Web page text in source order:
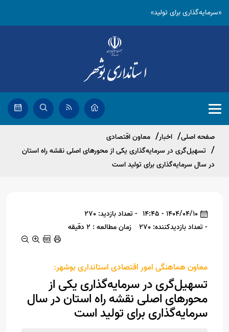
«سرمایه‌گذاری برای تولید»
صفحه اصلی اخبار
معاون اقتصادی
تسهیل‌گری در سرمایه‌گذاری یکی از محورهای اصلی نقشه راه استان
در سال سرمایه‌گذاری برای تولید است
1404/04/10 - 14:45
- تعداد بازدید: 270
- تعداد بازدیدکننده: 270
زمان مطالعه : 2 دقیقه
معاون هماهنگی امور اقتصادی استانداری بوشهر:
تسهیل‌گری در سرمایه‌گذاری یکی از
محورهای اصلی نقشه راه استان در سال
سرمایه‌گذاری برای تولید است